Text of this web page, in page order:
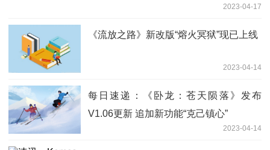
2023-04-17
《流放之路》新改版“熔火冥狱”现已上线
2023-04-14
每日速递：《卧龙：苍天陨落》发布
V1.06更新 追加新功能“克己镇心”
2023-04-14